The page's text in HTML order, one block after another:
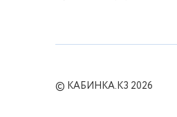
© КАБИНКА.КЗ 2026